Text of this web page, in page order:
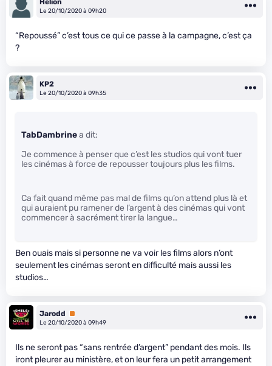
Le 20/10/2020 à 09h20
“Repoussé” c’est tous ce qui ce passe à la campagne, c’est ça
?
KP2
Le 20/10/2020 à 09h35
TabDambrinea dit:
Je commence à penser que c’est les studios qui vont tuer
les cinémas à force de repousser toujours plus les films.
Ca fait quand même pas mal de films qu’on attend plus là et
qui auraient pu ramener de l’argent à des cinémas qui vont
commencer à sacrément tirer la langue…
Ben ouais mais si personne ne va voir les films alors n’ont
seulement les cinémas seront en difficulté mais aussi les
studios…
Jarodd
Premium
Le 20/10/2020 à 09h49
Ils ne seront pas “sans rentrée d’argent” pendant des mois. Ils
iront pleurer au ministère, et on leur fera un petit arrangement